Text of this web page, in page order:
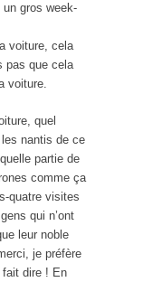
un gros week-
voiture, cela
pas que cela
voiture.
quel
nantis de ce
partie de
comme ça
quatre visites
qui n’ont
leur noble
je préfère
dire ! En